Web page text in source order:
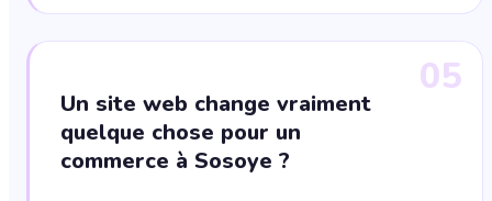
05
Un site web change vraiment
quelque chose pour un
commerce à Sosoye ?